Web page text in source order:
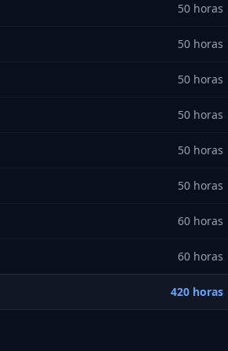
50 horas
50 horas
50 horas
50 horas
50 horas
50 horas
60 horas
60 horas
420 horas